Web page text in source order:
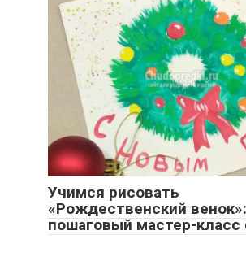
Учимся рисовать
«Рождественский венок»:
пошаговый мастер-класс